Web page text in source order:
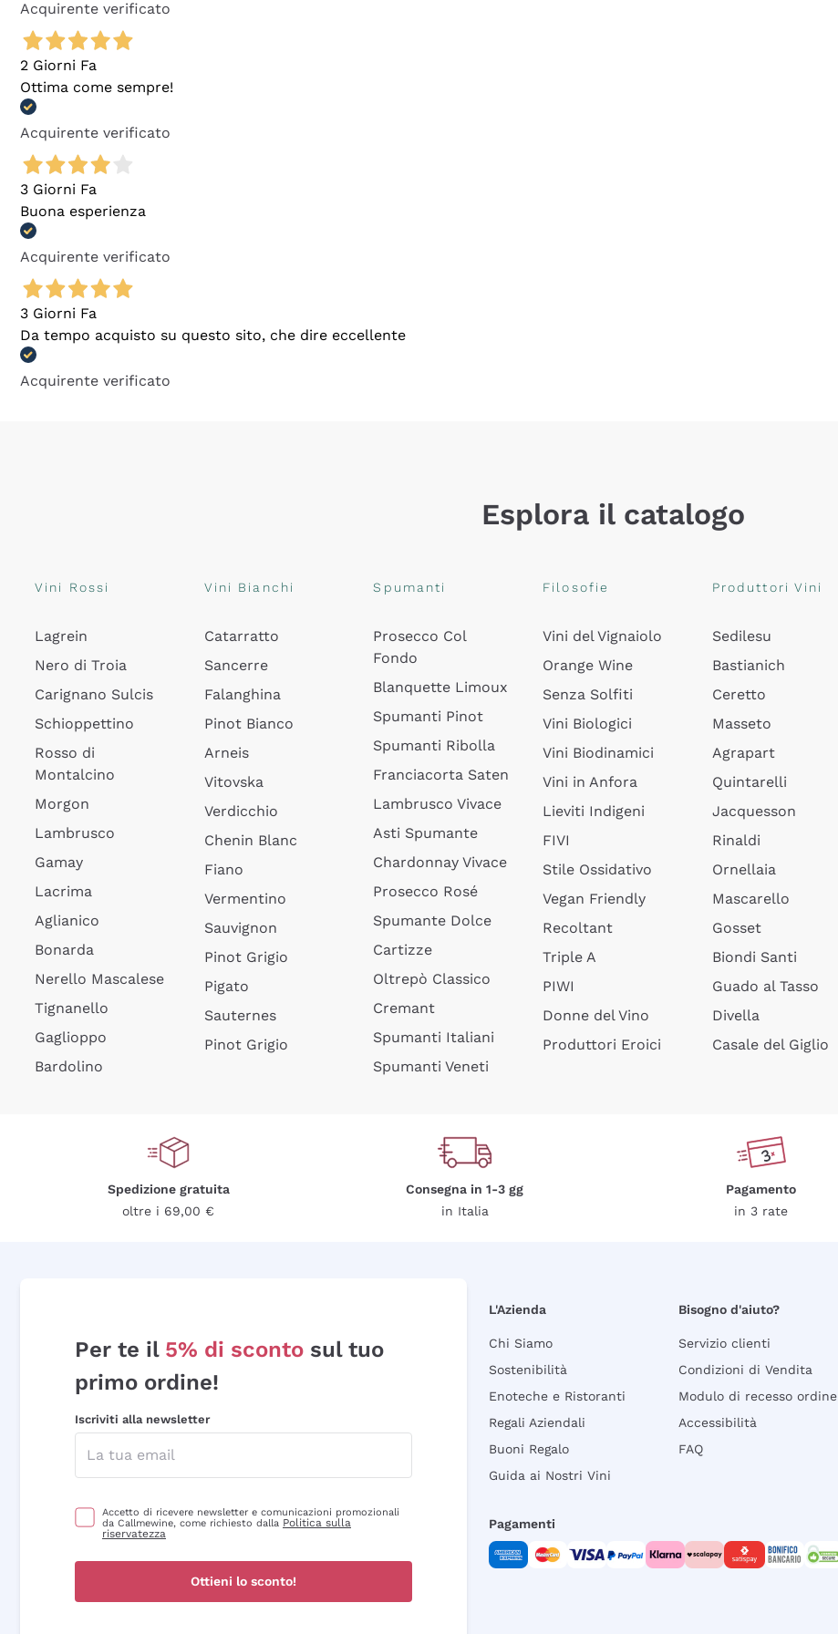
Acquirente verificato
2 Giorni Fa
Ottima come sempre!
Acquirente verificato
3 Giorni Fa
Buona esperienza
Acquirente verificato
3 Giorni Fa
Da tempo acquisto su questo sito, che dire eccellente
Acquirente verificato
Esplora il catalogo
Vini Rossi
Lagrein
Nero di Troia
Carignano Sulcis
Schioppettino
Rosso di
Montalcino
Morgon
Lambrusco
Gamay
Lacrima
Aglianico
Bonarda
Nerello Mascalese
Tignanello
Gaglioppo
Bardolino
Vini Bianchi
Catarratto
Sancerre
Falanghina
Pinot Bianco
Arneis
Vitovska
Verdicchio
Chenin Blanc
Fiano
Vermentino
Sauvignon
Pinot Grigio
Pigato
Sauternes
Pinot Grigio
Spumanti
Prosecco Col
Fondo
Blanquette Limoux
Spumanti Pinot
Spumanti Ribolla
Franciacorta Saten
Lambrusco Vivace
Asti Spumante
Chardonnay Vivace
Prosecco Rosé
Spumante Dolce
Cartizze
Oltrepò Classico
Cremant
Spumanti Italiani
Spumanti Veneti
Filosofie
Vini del Vignaiolo
Orange Wine
Senza Solfiti
Vini Biologici
Vini Biodinamici
Vini in Anfora
Lieviti Indigeni
FIVI
Stile Ossidativo
Vegan Friendly
Recoltant
Triple A
PIWI
Donne del Vino
Produttori Eroici
Produttori Vini
Sedilesu
Bastianich
Ceretto
Masseto
Agrapart
Quintarelli
Jacquesson
Rinaldi
Ornellaia
Mascarello
Gosset
Biondi Santi
Guado al Tasso
Divella
Casale del Giglio
Spedizione gratuita
oltre i 69,00 €
Consegna in 1-3 gg
in Italia
Pagamento
in 3 rate
Per te il 5% di sconto sul tuo
primo ordine!
Iscriviti alla newsletter
Accetto di ricevere newsletter e comunicazioni promozionali
da Callmewine, come richiesto dalla Politica sulla
riservatezza
Ottieni lo sconto!
L'Azienda
Chi Siamo
Sostenibilità
Enoteche e Ristoranti
Regali Aziendali
Buoni Regalo
Guida ai Nostri Vini
Bisogno d'aiuto?
Servizio clienti
Condizioni di Vendita
Modulo di recesso ordine
Accessibilità
FAQ
Pagamenti